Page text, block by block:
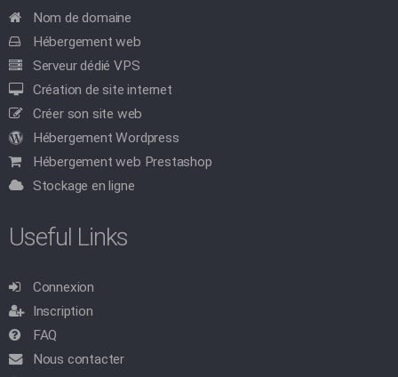
Nom de domaine
Hébergement web
Serveur dédié VPS
Création de site internet
Créer son site web
Hébergement Wordpress
Hébergement web Prestashop
Stockage en ligne
Useful Links
Connexion
Inscription
FAQ
Nous contacter